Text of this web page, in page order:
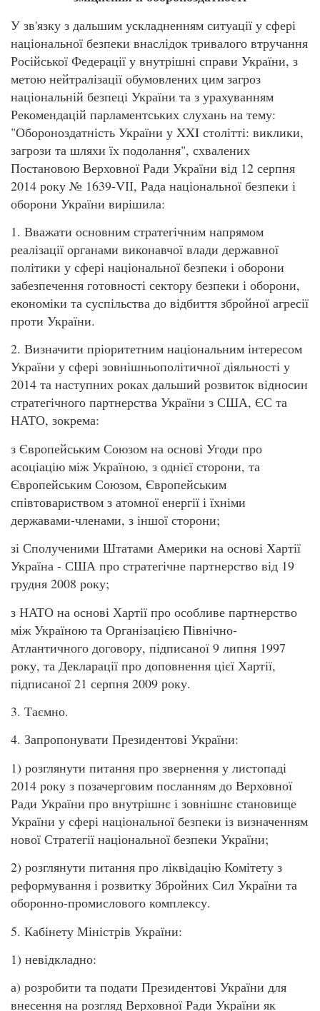
У зв'язку з дальшим ускладненням ситуації у сфері
національної безпеки внаслідок тривалого втручання
Російської Федерації у внутрішні справи України, з
метою нейтралізації обумовлених цим загроз
національній безпеці України та з урахуванням
Рекомендацій парламентських слухань на тему:
"Обороноздатність України у XXI столітті: виклики,
загрози та шляхи їх подолання", схвалених
Постановою Верховної Ради України від 12 серпня
2014 року № 1639-VІІ, Рада національної безпеки і
оборони України вирішила:
1. Вважати основним стратегічним напрямом
реалізації органами виконавчої влади державної
політики у сфері національної безпеки і оборони
забезпечення готовності сектору безпеки і оборони,
економіки та суспільства до відбиття збройної агресії
проти України.
2. Визначити пріоритетним національним інтересом
України у сфері зовнішньополітичної діяльності у
2014 та наступних роках дальший розвиток відносин
стратегічного партнерства України з США, ЄС та
НАТО, зокрема:
з Європейським Союзом на основі Угоди про
асоціацію між Україною, з однієї сторони, та
Європейським Союзом, Європейським
співтовариством з атомної енергії і їхніми
державами-членами, з іншої сторони;
зі Сполученими Штатами Америки на основі Хартії
Україна - США про стратегічне партнерство від 19
грудня 2008 року;
з НАТО на основі Хартії про особливе партнерство
між Україною та Організацією Північно-
Атлантичного договору, підписаної 9 липня 1997
року, та Декларації про доповнення цієї Хартії,
підписаної 21 серпня 2009 року.
3. Таємно.
4. Запропонувати Президентові України:
1) розглянути питання про звернення у листопаді
2014 року з позачерговим посланням до Верховної
Ради України про внутрішнє і зовнішнє становище
України у сфері національної безпеки із визначенням
нової Стратегії національної безпеки України;
2) розглянути питання про ліквідацію Комітету з
реформування і розвитку Збройних Сил України та
оборонно-промислового комплексу.
5. Кабінету Міністрів України:
1) невідкладно:
а) розробити та подати Президентові України для
внесення на розгляд Верховної Ради України як